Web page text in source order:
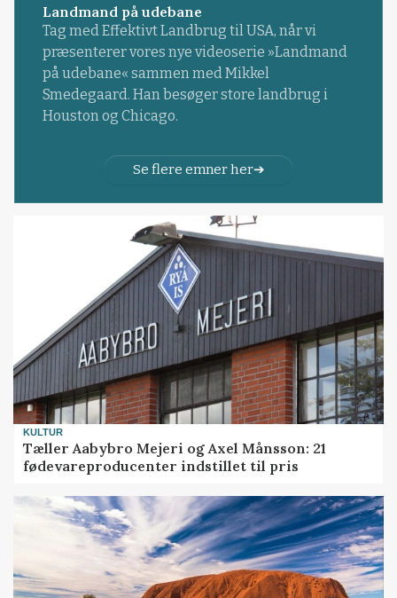
Landmand på udebane
Tag med Effektivt Landbrug til USA, når vi
præsenterer vores nye videoserie »Landmand
på udebane« sammen med Mikkel
Smedegaard. Han besøger store landbrug i
Houston og Chicago.
Se flere emner her
KULTUR
Tæller Aabybro Mejeri og Axel Månsson: 21
fødevareproducenter indstillet til pris